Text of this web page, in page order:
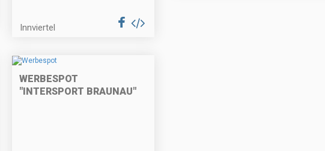
Innviertel
WERBESPOT
"INTERSPORT BRAUNAU"